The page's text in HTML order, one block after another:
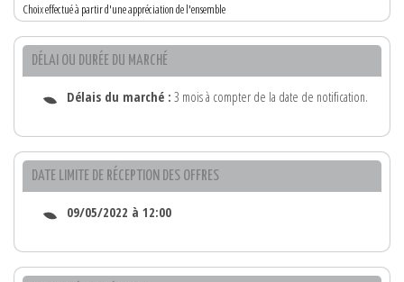
Choix effectué à partir d'une appréciation de l'ensemble
DÉLAI OU DURÉE DU MARCHÉ
Délais du marché : 3 mois à compter de la date de notification.
DATE LIMITE DE RÉCEPTION DES OFFRES
09/05/2022 à 12:00